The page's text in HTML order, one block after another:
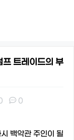
트레이드의 부
0
백악관 주인이 될